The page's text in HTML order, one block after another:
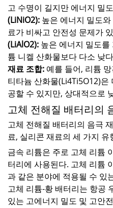
고 수명이 길지만 에너지 밀
(LiNiO2): 높은 에너지 밀도
료가 비싸고 안전성 문제가
(LiAlO2): 높은 에너지 밀도
튬 니켈 산화물보다 다소 낮
재료 조합: 예를 들어, 리튬
티타늄 산화물(Li4Ti5O12)은
공할 수 있지만, 상대적으로
고체 전해질 배터리의
고체 전해질 배터리의 음극
료, 실리콘 재료의 세 가지 유
금속 리튬은 주로 고체 리튬
터리에 사용된다. 고체 리튬
과 같은 분야에 적용될 수 있
고체 리튬-황 배터리는 항공
있는 고에너지 밀도 및 고안